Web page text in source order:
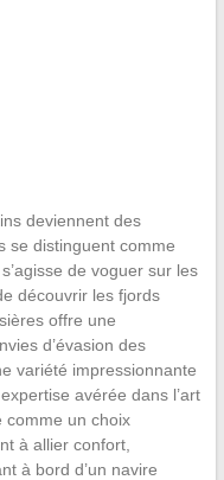
deviennent des
se distinguent comme
de voguer sur les
découvrir les fjords
offre une
d’évasion des
variété impressionnante
avérée dans l’art
comme un choix
à allier confort,
à bord d’un navire